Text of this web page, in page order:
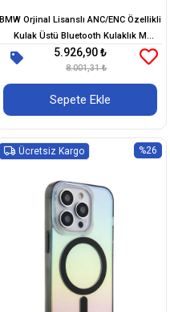
BMW Orjinal Lisanslı ANC/ENC Özellikli
Kulak Üstü Bluetooth Kulaklık M
Edition Karbon Dizayn v5.3
5.926,90 ₺
8.001,31 ₺
Sepete Ekle
%26
Ücretsiz Kargo